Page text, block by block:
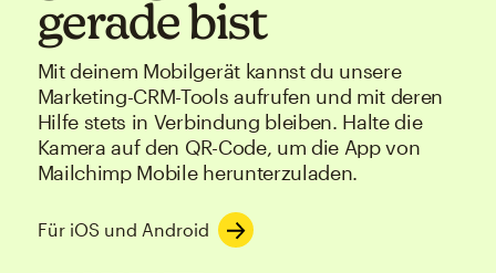
gerade bist
Mit deinem Mobilgerät kannst du unsere
Marketing-CRM-Tools aufrufen und mit deren
Hilfe stets in Verbindung bleiben. Halte die
Kamera auf den QR-Code, um die App von
Mailchimp Mobile herunterzuladen.
Für iOS und Android